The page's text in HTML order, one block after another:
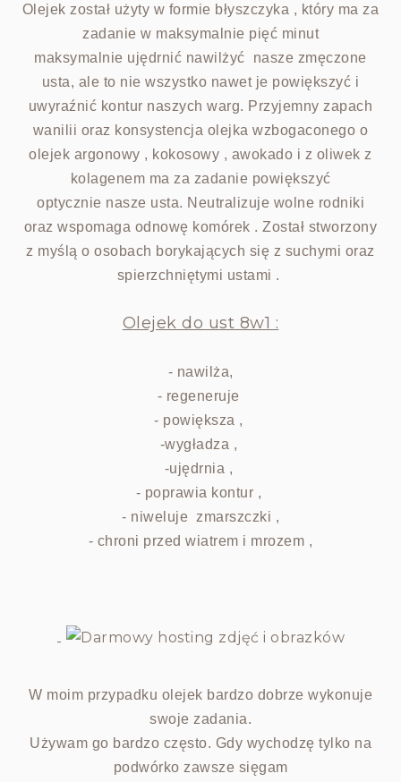
Olejek został użyty w formie błyszczyka , który ma za
zadanie w maksymalnie pięć minut
maksymalnie ujędrnić nawilżyć nasze zmęczone
usta, ale to nie wszystko nawet je powiększyć i
uwyraźnić kontur naszych warg. Przyjemny zapach
wanilii oraz konsystencja olejka wzbogaconego o
olejek argonowy , kokosowy , awokado i z oliwek z
kolagenem ma za zadanie powiększyć
optycznie nasze usta. Neutralizuje wolne rodniki
oraz wspomaga odnowę komórek . Został stworzony
z myśląo osobach borykających się z suchymi oraz
spierzchniętymi ustami .
Olejek do ust 8w1 :
- nawilża,
- regeneruje
- powiększa ,
-wygładza ,
-ujędrnia ,
- poprawia kontur ,
- niweluje zmarszczki ,
- chroni przed wiatrem i mrozem ,
-
W moim przypadku olejek bardzo dobrze wykonuje
swoje zadania.
Używam go bardzo często. Gdy wychodzę tylko na
podwórko zawsze sięgam